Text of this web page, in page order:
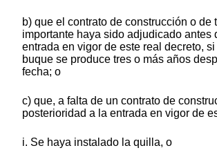
b) que el contrato de construcción o de
importante haya sido adjudicado antes
entrada en vigor de este real decreto, si
buque se produce tres o más años
fecha; o
c) que, a falta de un contrato de
posterioridad a la entrada en vigor de
i. Se haya instalado la quilla, o